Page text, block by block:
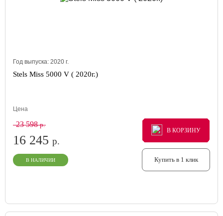
Год выпуска: 2020 г.
Stels Miss 5000 V ( 2020г.)
Цена
23 598р.
16 245 р.
В НАЛИЧИИ
В КОРЗИНУ
В КОРЗИНУ
В КОРЗИНУ
Купить в 1 клик